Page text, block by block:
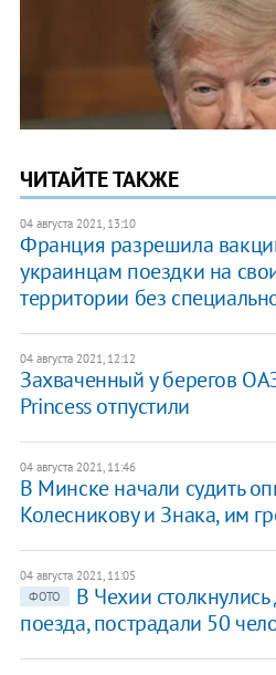
ЧИТАЙТЕ ТАКЖЕ
04 августа 2021, 13:10
Франция разрешила
украинцам поездки на
территории без
04 августа 2021, 12:12
Захваченный у берегов
Princess отпустили
04 августа 2021, 11:46
В Минске начали судить
Колесникову и Знака, им
04 августа 2021, 11:05
ФОТО
В Чехии
поезда, пострадали 50